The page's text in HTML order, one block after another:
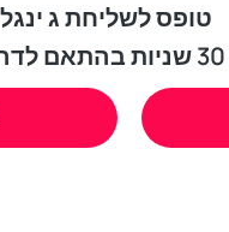
טופס לשליחת ג